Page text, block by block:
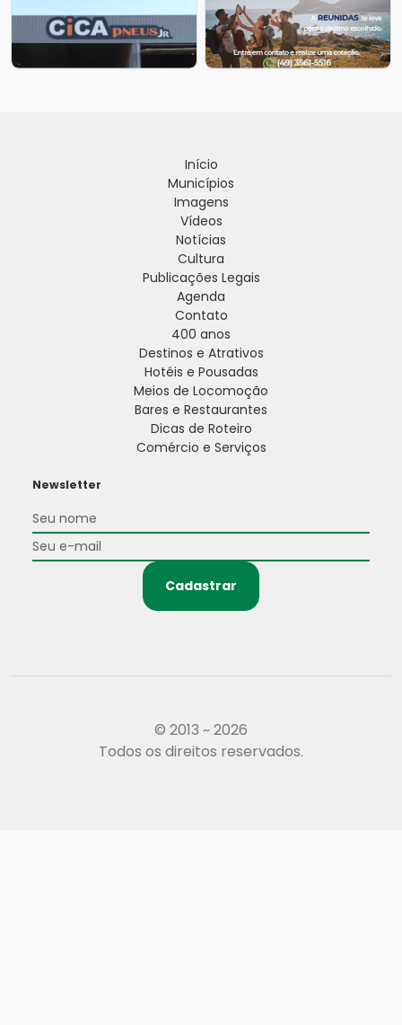
Início
Municípios
Imagens
Vídeos
Notícias
Cultura
Publicações Legais
Agenda
Contato
400 anos
Destinos e Atrativos
Hotéis e Pousadas
Meios de Locomoção
Bares e Restaurantes
Dicas de Roteiro
Comércio e Serviços
Newsletter
Cadastrar
© 2013 ~ 2026
Todos os direitos reservados.